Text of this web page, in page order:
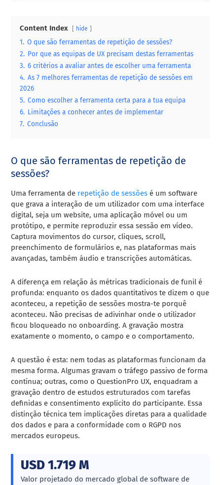
Content Index hide
1. O que são ferramentas de repetição de sessões?
2. Por que as equipas de UX precisam destas ferramentas
3. 6 critérios a avaliar antes de escolher uma ferramenta
4. As 7 melhores ferramentas de repetição de sessões em
2026
5. Como escolher a ferramenta certa para a tua equipa
6. Limitações a conhecer antes de implementar
7. Conclusão
O que são ferramentas de repetição de
sessões?
Uma ferramenta de repetição de sessões é um software
que grava a interação de um utilizador com uma interface
digital, seja um website, uma aplicação móvel ou um
protótipo, e permite reproduzir essa sessão em vídeo.
Captura movimentos do cursor, cliques, scroll,
preenchimento de formulários e, nas plataformas mais
avançadas, também áudio e transcrições automáticas.
A diferença em relação às métricas tradicionais de funil é
profunda: enquanto os dados quantitativos te dizem o que
aconteceu, a repetição de sessões mostra-te porquê
aconteceu. Não precisas de adivinhar onde o utilizador
ficou bloqueado no onboarding. A gravação mostra
exatamente o momento, o campo e o comportamento.
A questão é esta: nem todas as plataformas funcionam da
mesma forma. Algumas gravam o tráfego passivo de forma
contínua; outras, como o QuestionPro UX, enquadram a
gravação dentro de estudos estruturados com tarefas
definidas e consentimento explícito do participante. Essa
distinção técnica tem implicações diretas para a qualidade
dos dados e para a conformidade com o RGPD nos
mercados europeus.
USD 1.719 M
Valor projetado do mercado global de software de